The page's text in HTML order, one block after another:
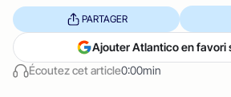
Écoutez cet article0:00min
PARTAGER
Ajouter Atlantico en favori